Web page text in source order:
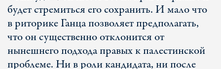
будет стремиться его сохранить. И мало что
в риторике Ганца позволяет предполагать,
что он существенно отклонится от
нынешнего подхода правых к палестинской
проблеме. Ни в роли кандидата, ни после